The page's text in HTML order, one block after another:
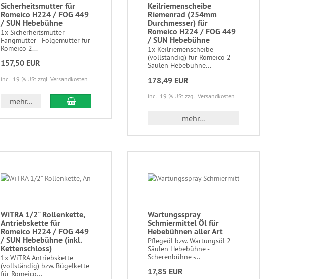
Sicherheitsmutter für
Romeico H224 / FOG 449
/ SUN Hebebühne
1x Sicherheitsmutter -
Fangmutter - Folgemutter für
Romeico 2...
157,50 EUR
incl. 19 % USt zzgl. Versandkosten
mehr...
Keilriemenscheibe
Riemenrad (254mm
Durchmesser) für
Romeico H224 / FOG 449
/ SUN Hebebühne
1x Keilriemenscheibe
(vollständig) für Romeico 2
Säulen Hebebühne...
178,49 EUR
incl. 19 % UStzzgl. Versandkosten
mehr...
WiTRA 1/2" Rollenkette,
Antriebskette für
Romeico H224 / FOG 449
/ SUN Hebebühne (inkl.
Kettenschloss)
1x WiTRA Antriebskette
(vollständig) bzw. Bügelkette
für Romeico...
Wartungsspray
Schmiermittel Öl für
Hebebühnen aller Art
Pflegeöl bzw. Wartungsöl 2
Säulen Hebebühne -
Scherenbühne -...
17,85 EUR